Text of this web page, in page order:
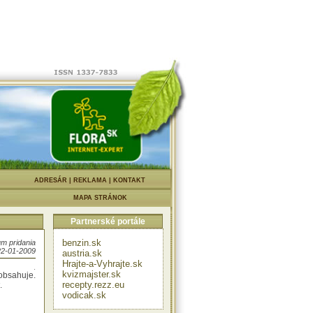
ADRESÁR REKLAMA KONTAKT
MAPA STRÁNOK
pridania
01-2009
B1 a
trpia
zimu.
a
Partnerské portále
benzin.sk
austria.sk
Hrajte-a-Vyhrajte.sk
kvizmajster.sk
recepty.rezz.eu
vodicak.sk